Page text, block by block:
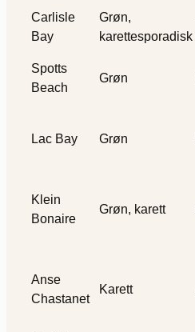
Carlisle
Bay
Grøn,
karettesporadisk
Spotts
Beach
Grøn
Lac Bay Grøn
Klein
Bonaire
Grøn, karett
Anse
Chastanet
Karett